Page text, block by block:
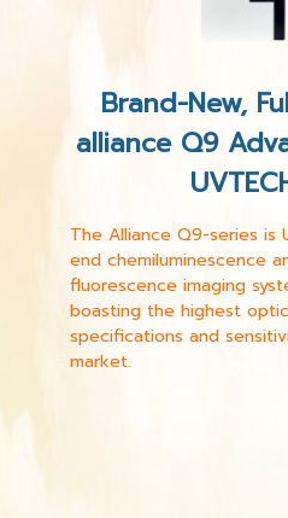
Brand-New,
alliance Q9
The Alliance Q9-series is
end chemiluminescence
fluorescence imaging
boasting the highest
specifications and
market.